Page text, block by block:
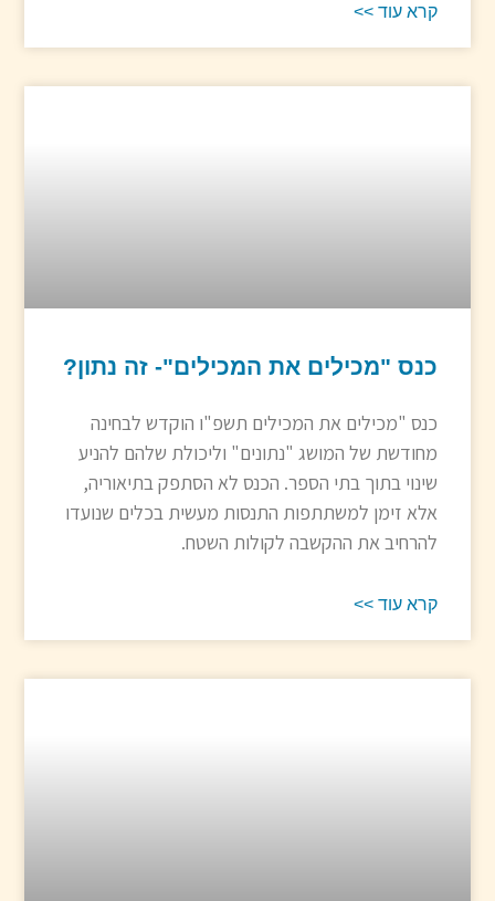
קרא עוד >>
כנס "מכילים את המכילים"- זה נתון?
כנס "מכילים את המכילים תשפ"ו הוקדש לבחינה
מחודשת של המושג "נתונים" וליכולת שלהם להניע
שינוי בתוך בתי הספר. הכנס לא הסתפק בתיאוריה,
אלא זימן למשתתפות התנסות מעשית בכלים שנועדו
להרחיב את ההקשבה לקולות השטח.
קרא עוד >>